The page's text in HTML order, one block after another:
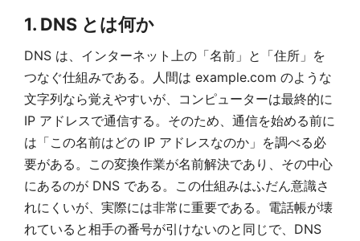
1. DNS とは何か
DNS は、インターネット上の「名前」と「住所」を
つなぐ仕組みである。人間は example.com のような
文字列なら覚えやすいが、コンピューターは最終的に
IP アドレスで通信する。そのため、通信を始める前に
は「この名前はどの IP アドレスなのか」を調べる必
要がある。この変換作業が名前解決であり、その中心
にあるのが DNS である。この仕組みはふだん意識さ
れにくいが、実際には非常に重要である。電話帳が壊
れていると相手の番号が引けないのと同じで、DNS